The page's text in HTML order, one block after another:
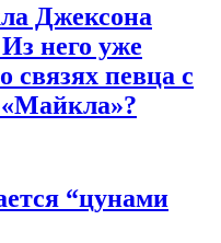
Джексона
него уже
певца с
“цунами